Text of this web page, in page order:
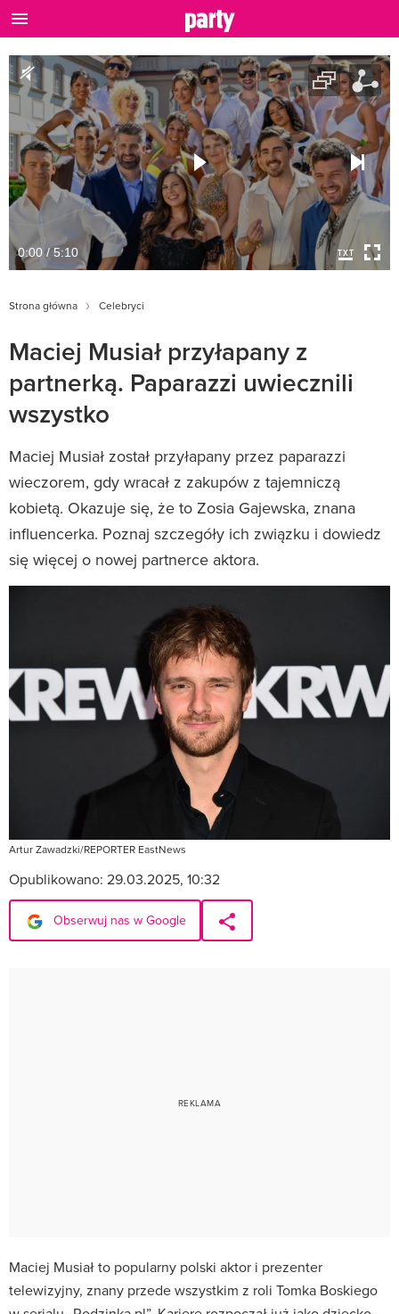
0:00 / 5:10
Strona główna Celebryci
Maciej Musiał przyłapany z
partnerką. Paparazzi uwiecznili
wszystko
Maciej Musiał został przyłapany przez paparazzi
wieczorem, gdy wracał z zakupów z tajemniczą
kobietą. Okazuje się, że to Zosia Gajewska, znana
influencerka. Poznaj szczegóły ich związku i dowiedz
się więcej o nowej partnerce aktora.
Artur Zawadzki/REPORTER EastNews
Opublikowano: 29.03.2025, 10:32
Obserwuj nas w Google
Maciej Musiał to popularny polski aktor i prezenter
telewizyjny, znany przede wszystkim z roli Tomka Boskiego